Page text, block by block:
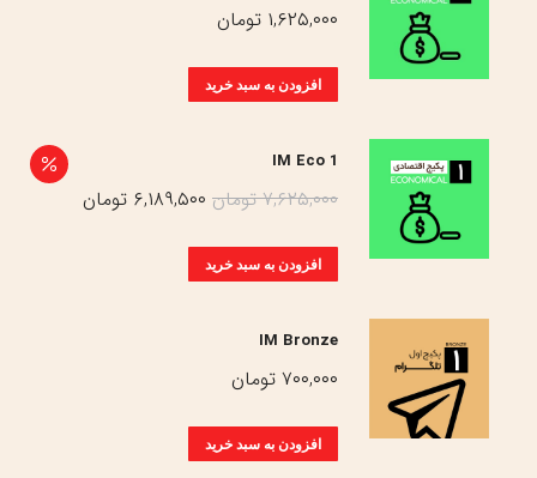
۱,۶۲۵,۰۰۰ تومان
افزودن به سبد خرید
IM Eco 1
۷,۶۲۵,۰۰۰ تومان قیمت
۶,۱۸۹,۵۰۰ تومانقیمت
افزودن به سبد خرید
IM Bronze
۷۰۰,۰۰۰ تومان
افزودن به سبد خرید